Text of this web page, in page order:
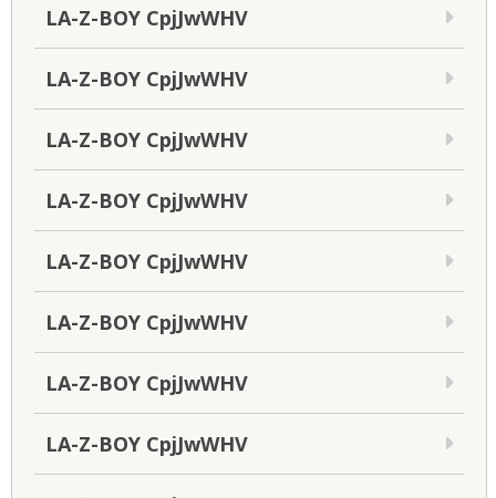
LA-Z-BOY CpjJwWHV
LA-Z-BOY CpjJwWHV
LA-Z-BOY CpjJwWHV
LA-Z-BOY CpjJwWHV
LA-Z-BOY CpjJwWHV
LA-Z-BOY CpjJwWHV
LA-Z-BOY CpjJwWHV
LA-Z-BOY CpjJwWHV